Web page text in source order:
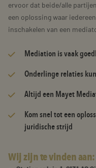
ervoor dat beide/alle
een oplossing waar
inschakelen van een
Mediation is vaak
Onderlinge relaties
Altijd een Mayet
Kom snel tot een
juridische strijd
Wij zijn te vinden aan: